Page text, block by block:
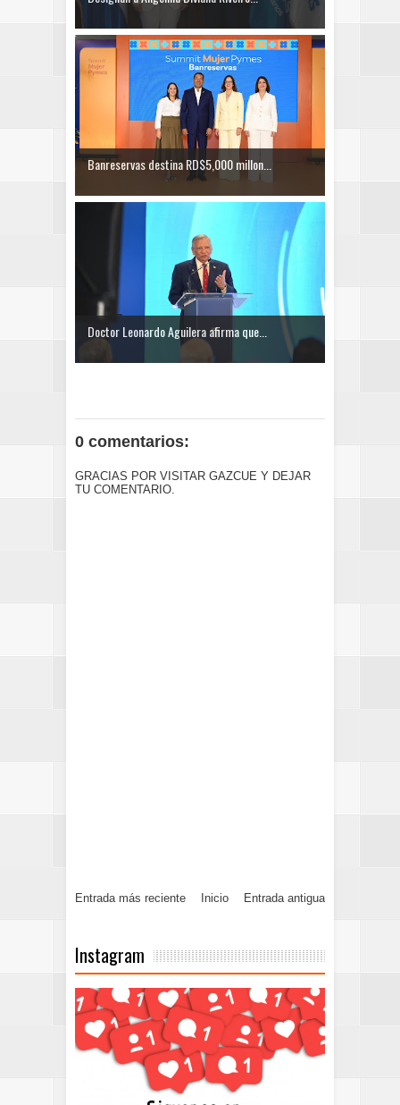
Banreservas destina RD$5,000 millon...
Doctor Leonardo Aguilera afirma que...
0 comentarios:
GRACIAS POR VISITAR GAZCUE Y DEJAR
TU COMENTARIO.
Entrada más reciente Entrada antigua
Inicio
Instagram